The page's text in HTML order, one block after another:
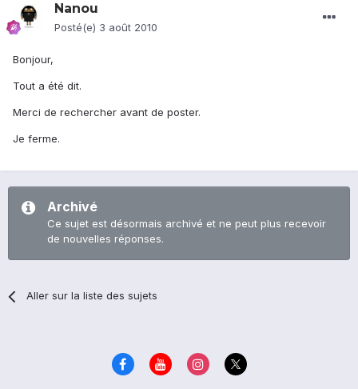
Nanou
Posté(e) 3 août 2010
Bonjour,
Tout a été dit.
Merci de rechercher avant de poster.
Je ferme.
Archivé
Ce sujet est désormais archivé et ne peut plus recevoir
de nouvelles réponses.
Aller sur la liste des sujets